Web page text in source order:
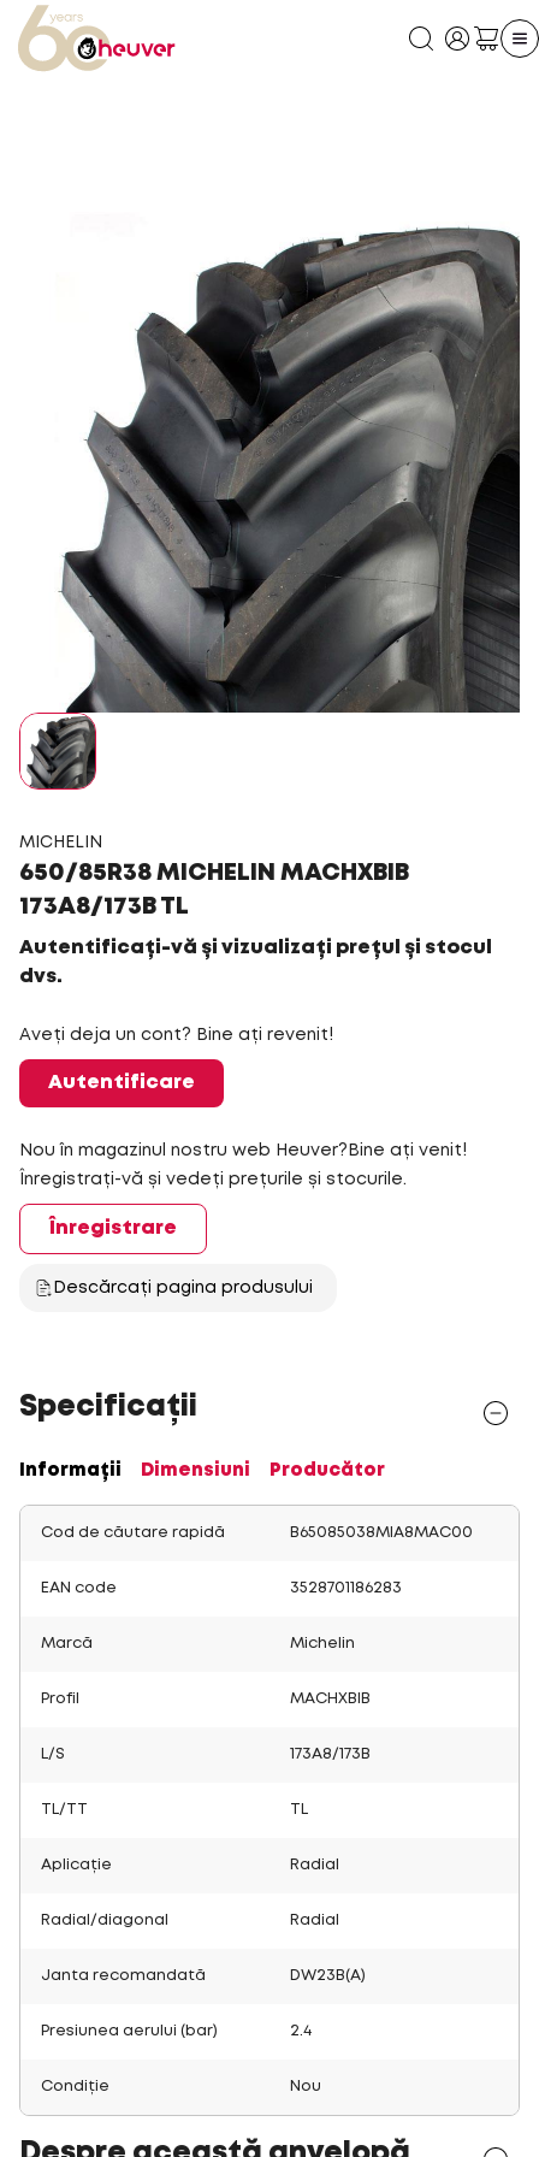
MICHELIN
650/85R38 MICHELIN MACHXBIB
173A8/173B TL
Autentificați-vă și vizualizați prețul și stocul
dvs.
Aveți deja un cont? Bine ați revenit!
Autentificare
Nou în magazinul nostru web Heuver?Bine ați venit!
Înregistrați-vă și vedeți prețurile și stocurile.
Înregistrare
Descărcați pagina produsului
Specificații
Informații Dimensiuni Producător
Cod de căutare rapidă B65085038MIA8MAC00
EAN code 3528701186283
Marcă Michelin
Profil MACHXBIB
L/S 173A8/173B
TL/TT
Aplicație Radial
Radial/diagonal Radial
Janta recomandată DW23B(A)
Presiunea aerului (bar) 2.4
Condiție Nou